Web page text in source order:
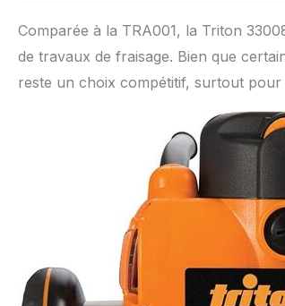
Comparée à la TRA001, la Triton
de travaux de fraisage. Bien que
reste un choix compétitif, surtout